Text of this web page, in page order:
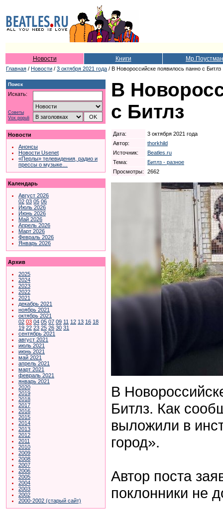
Новости Книги Мр.Поустман
Главная / Новости / 3 октября 2021 года / В Новороссийске появилось панно с Битлз
Поиск
Искать:
Советы
Vox populi
Новости
Анонсы
Новости Usenet
«Перлы» телевидения, радио и
прессы о музыке…
Календарь
Август 2026
02 03 05 06
Июль 2026
Июнь 2026
Май 2026
Апрель 2026
Март 2026
Февраль 2026
Январь 2026
Архив
2025
2024
2023
2022
2021
декабрь 2021
ноябрь 2021
октябрь 2021
02 03 04 05 07 09 11 12 13 16 18
19 22 23 25 26 30 31
сентябрь 2021
август 2021
июль 2021
июнь 2021
май 2021
апрель 2021
март 2021
февраль 2021
январь 2021
2020
2019
2018
2017
2016
2015
2014
2013
2012
2011
2010
2009
2008
2007
2006
2005
2004
2003
2002
2000-2002 (старый сайт)
В
с Битлз
Дата:
3 октября 2021 года
Автор:
thorkhild
Источник:
Beatles.ru
Тема:
Битлз - разное
Просмотры:
2662
В
Битлз. Как
выложили в
город».
Автор поста
поклонники не